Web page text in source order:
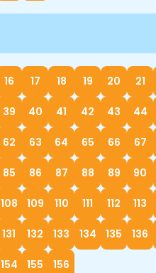
16 17 18 19 20 21
39 40 41 42 43 44
62 63 64 65 66 67
85 86 87 88 89 90
108 109 110 111 112 113
131 132 133 134 135 136
154 155 156